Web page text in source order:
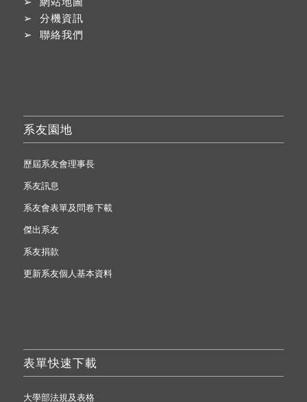
➢ 分機資訊
➢ 聯絡我們
系友園地
歷屆系友會理事長
系友訊息
系友會表單及問卷下載
傑出系友
系友捐款
更新系友個人基本資料
表單快速下載
大學部法規及表格